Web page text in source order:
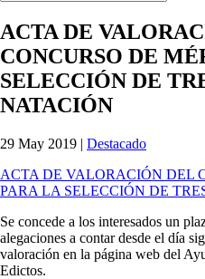
ACTA DE
CONCURSO DE
SELECCIÓN DE
NATACIÓN
29 May 2019 | Destacado
ACTA DE VALORACIÓN DEL
PARA LA SELECCIÓN DE
Se concede a los interesados un
alegaciones a contar desde el día
valoración en la página web del
Edictos.